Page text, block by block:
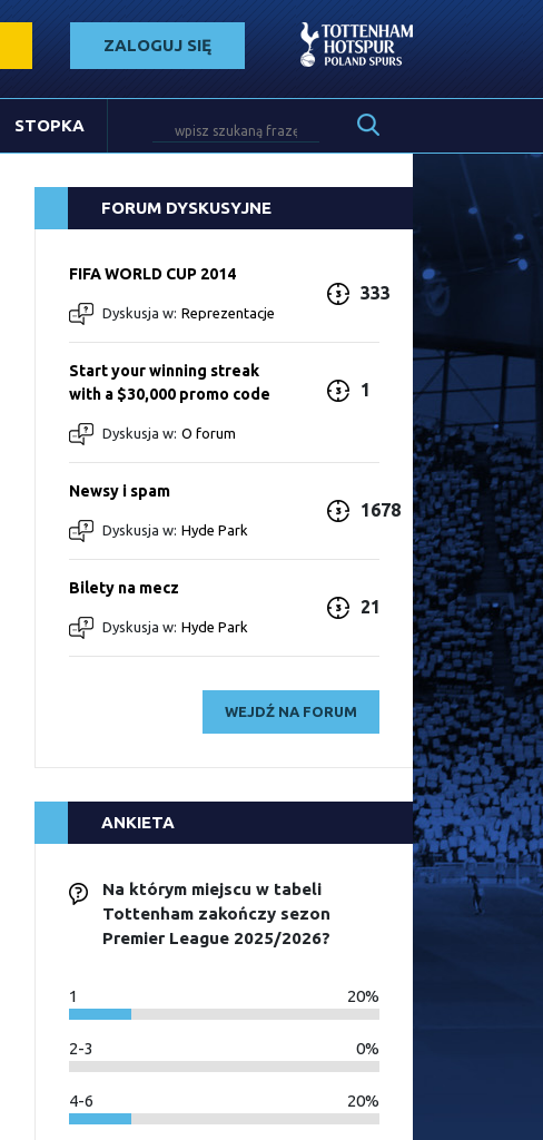
ZALOGUJ SIĘ
STOPKA
FORUM DYSKUSYJNE
FIFA WORLD CUP 2014
Dyskusja w: Reprezentacje
333
Start your winning streak
with a $30,000 promo code
Dyskusja w: O forum
1
Newsy i spam
Dyskusja w: Hyde Park
1678
Bilety na mecz
Dyskusja w: Hyde Park
21
WEJDŹ NA FORUM
ANKIETA
Na którym miejscu w tabeli
Tottenham zakończy sezon
Premier League 2025/2026?
1 20%
2-3 0%
4-6 20%